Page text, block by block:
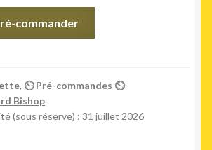
commander
, ⏲ Pré-commandes ⏲
Bishop
(sous réserve) : 31 juillet 2026